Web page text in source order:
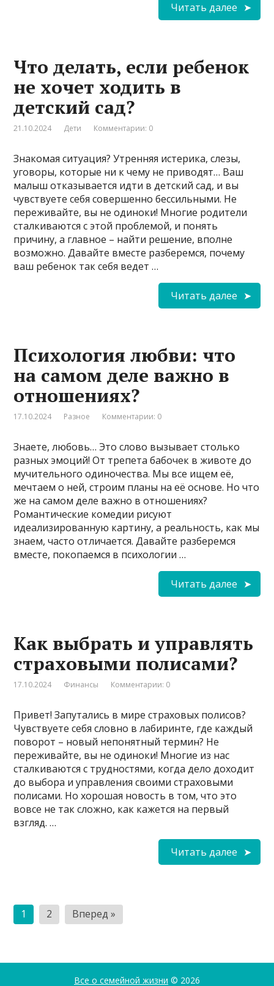
Читать далее
Что делать, если ребенок
не хочет ходить в
детский сад?
21.10.2024 Дети Комментарии: 0
Знакомая ситуация? Утренняя истерика, слезы,
уговоры, которые ни к чему не приводят… Ваш
малыш отказывается идти в детский сад, и вы
чувствуете себя совершенно бессильными. Не
переживайте, вы не одиноки! Многие родители
сталкиваются с этой проблемой, и понять
причину, а главное – найти решение, вполне
возможно. Давайте вместе разберемся, почему
ваш ребенок так себя ведет …
Читать далее
Психология любви: что
на самом деле важно в
отношениях?
17.10.2024 Разное Комментарии: 0
Знаете, любовь… Это слово вызывает столько
разных эмоций! От трепета бабочек в животе до
мучительного одиночества. Мы все ищем её,
мечтаем о ней, строим планы на её основе. Но что
же на самом деле важно в отношениях?
Романтические комедии рисуют
идеализированную картину, а реальность, как мы
знаем, часто отличается. Давайте разберемся
вместе, покопаемся в психологии …
Читать далее
Как выбрать и управлять
страховыми полисами?
17.10.2024 Финансы Комментарии: 0
Привет! Запутались в мире страховых полисов?
Чувствуете себя словно в лабиринте, где каждый
поворот – новый непонятный термин? Не
переживайте, вы не одиноки! Многие из нас
сталкиваются с трудностями, когда дело доходит
до выбора и управления своими страховыми
полисами. Но хорошая новость в том, что это
вовсе не так сложно, как кажется на первый
взгляд. …
Читать далее
Пагинация
записей
1 2 Вперед »
Все о семейной жизни © 2026